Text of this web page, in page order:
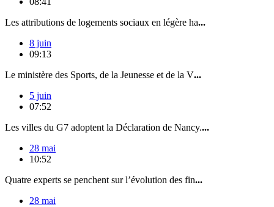
Les attributions de logements sociaux en légère ha...
8 juin
09:13
Le ministère des Sports, de la Jeunesse et de la V...
5 juin
07:52
Les villes du G7 adoptent la Déclaration de Nancy....
28 mai
10:52
Quatre experts se penchent sur l’évolution des fin...
28 mai